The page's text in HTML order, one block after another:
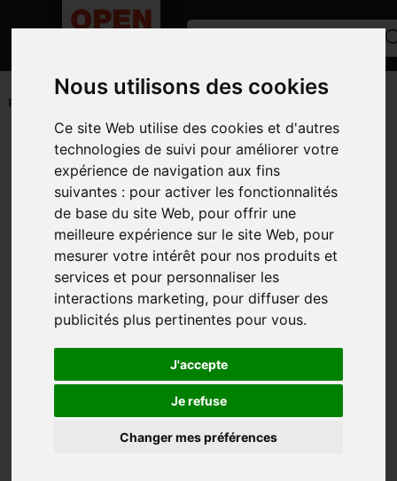
Nous utilisons des cookies
Ce site Web utilise des cookies et d'autres
technologies de suivi pour améliorer votre
expérience de navigation aux fins
suivantes : pour activer les fonctionnalités
de base du site Web, pour offrir une
meilleure expérience sur le site Web, pour
mesurer votre intérêt pour nos produits et
services et pour personnaliser les
interactions marketing, pour diffuser des
publicités plus pertinentes pour vous.
J'accepte
Je refuse
Changer mes préférences
ACCUEIL /ANNONCES/MATÉRIEL ARBORICOLE/
PULVÉRISATEUR ARBO
Toutes les catégories
CATÉGORIES
MARQUES
MODÈLE
TYPE D'ANNONCE
PHOTOS
PULVÉRISATEUR ARBO